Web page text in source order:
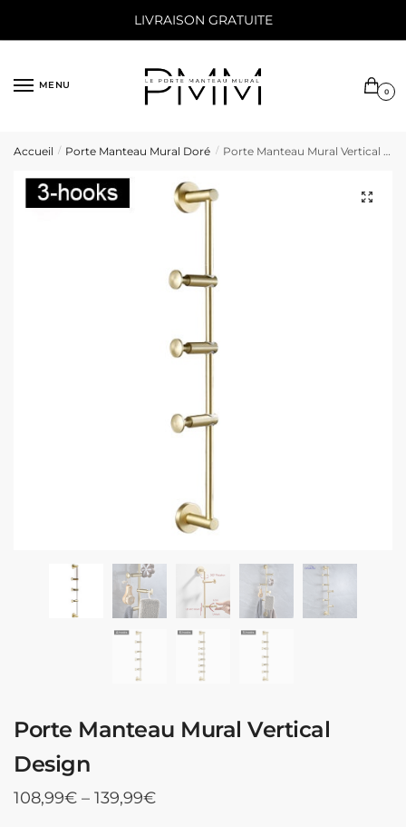
navigation
LIVRAISON GRATUITE
MENU
0
Accueil / Porte Manteau Mural Doré / Porte Manteau Mural Vertical Design
Porte Manteau Mural Vertical
Design
108,99€ – 139,99€